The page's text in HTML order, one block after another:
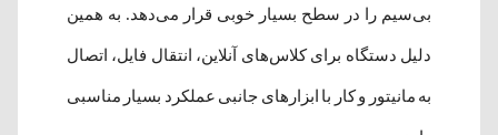
بی‌سیم را در سطح بسیار خوبی قرار می‌دهد. به همین
دلیل دستگاه برای کلاس‌های آنلاین، انتقال فایل، اتصال
به مانیتور و کار با ابزارهای جانبی عملکرد بسیار مناسبی